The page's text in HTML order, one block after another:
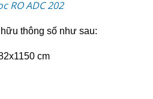
RO ADC 202
thông số như sau:
cm